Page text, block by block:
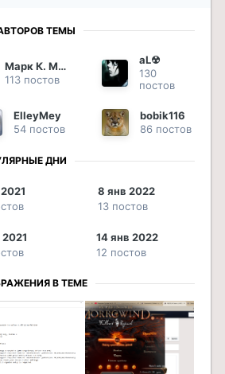
ТЕМЫ
Марк К. Марцелл
113 постов
aL☢
130
постов
ElleyMey
54 постов
bobik116
86 постов
ДНИ
8 янв 2022
13 постов
2021
14 янв 2022
12 постов
В ТЕМЕ